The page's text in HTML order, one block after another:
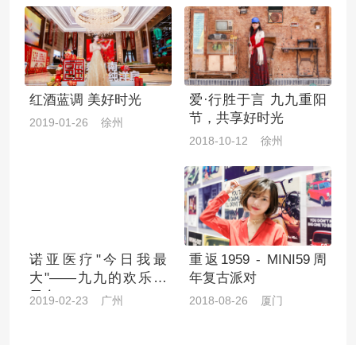
红酒蓝调 美好时光
2019-01-26 徐州
爱·行胜于言 九九重阳
节，共享好时光
2018-10-12 徐州
诺亚医疗"今日我最
大"——九九的欢乐生
日会
2019-02-23 广州
重返1959 - MINI59周
年复古派对
2018-08-26 厦门